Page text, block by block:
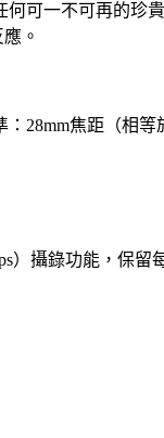
可一不可再的珍
。
：28mm焦距（相等
）攝錄功能，保